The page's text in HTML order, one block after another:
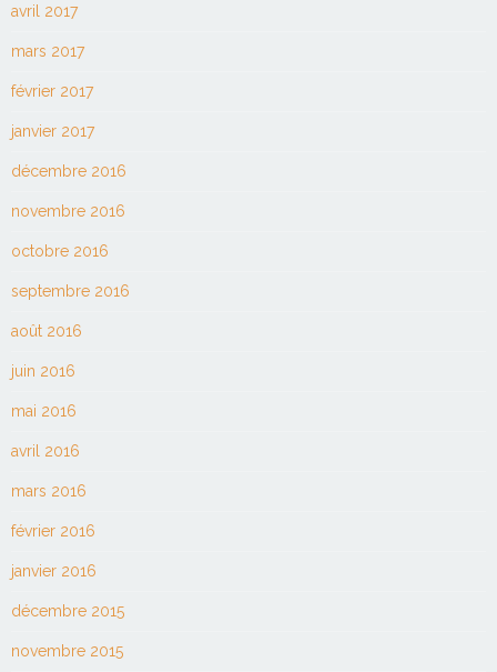
avril 2017
mars 2017
février 2017
janvier 2017
décembre 2016
novembre 2016
octobre 2016
septembre 2016
août 2016
juin 2016
mai 2016
avril 2016
mars 2016
février 2016
janvier 2016
décembre 2015
novembre 2015